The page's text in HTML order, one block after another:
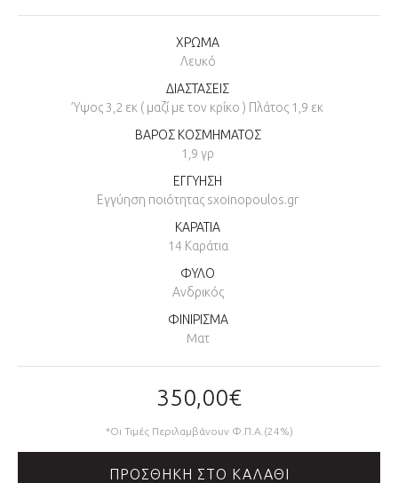
ΧΡΩΜΑ
Λευκό
ΔΙΑΣΤΑΣΕΙΣ
Ύψος 3,2 εκ ( μαζί με τον κρίκο ) Πλάτος 1,9 εκ
ΒΑΡΟΣ ΚΟΣΜΗΜΑΤΟΣ
1,9 γρ
ΕΓΓΥΗΣΗ
Εγγύηση ποιότητας sxoinopoulos.gr
ΚΑΡΑΤΙΑ
14 Καράτια
ΦΥΛΟ
Ανδρικός
ΦΙΝΙΡΙΣΜΑ
Mατ
350,00€
*Οι Τιμές Περιλαμβάνουν Φ.Π.Α.(24%)
ΠΡΟΣΘΉΚΗ ΣΤΟ ΚΑΛΆΘΙ